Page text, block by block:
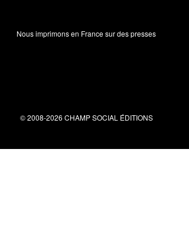
Nous imprimons en France sur des presses
© 2008-2026 CHAMP SOCIAL ÉDITIONS